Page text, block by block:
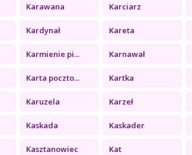
Karawana Karciarz
Kardynał Kareta
Karmienie pi... Karnawał
Karta poczto... Kartka
Karuzela Karzeł
Kaskada Kaskader
Kasztanowiec Kat